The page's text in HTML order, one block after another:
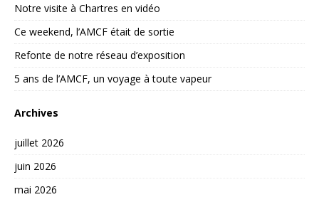
Notre visite à Chartres en vidéo
Ce weekend, l’AMCF était de sortie
Refonte de notre réseau d’exposition
5 ans de l’AMCF, un voyage à toute vapeur
Archives
juillet 2026
juin 2026
mai 2026